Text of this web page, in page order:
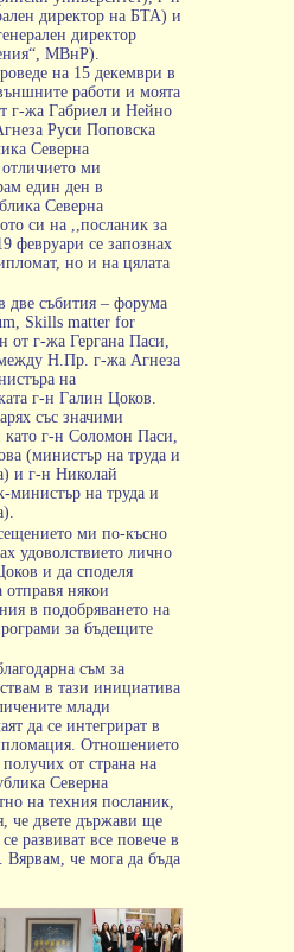
директор на БТА) и
директор
МВнР).
на 15 декември в
работи и моята
г-жа Габриел и Нейно
Руси Поповска
Северна
ми
един ден в
Северна
си на ,,посланик за
февруари се запознах
но и на цялата
две събития – форума
Skills matter for
от г-жа Гергана Паси,
Н.Пр. г-жа Агнеза
на
г-н Галин Цоков.
със значими
като г-н Соломон Паси,
(министър на труда и
и г-н Николай
министър на труда и
ми по-късно
удоволствието лично
и да споделя
някои
в подобряването на
за бъдещите
съм за
в тази инициатива
млади
да се интегрират в
Отношението
от страна на
Северна
на техния посланик,
че двете държави ще
развиват все повече в
Вярвам, че мога да бъда